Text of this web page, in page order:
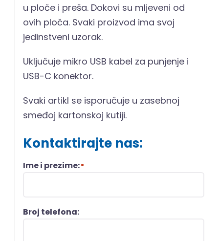
u ploče i preša. Dokovi su mljeveni od
ovih ploča. Svaki proizvod ima svoj
jedinstveni uzorak.
Uključuje mikro USB kabel za punjenje i
USB-C konektor.
Svaki artikl se isporučuje u zasebnoj
smeđoj kartonskoj kutiji.
Kontaktirajte nas:
Ime i prezime:*
Broj telefona: